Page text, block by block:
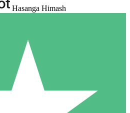
Hasanga Himash